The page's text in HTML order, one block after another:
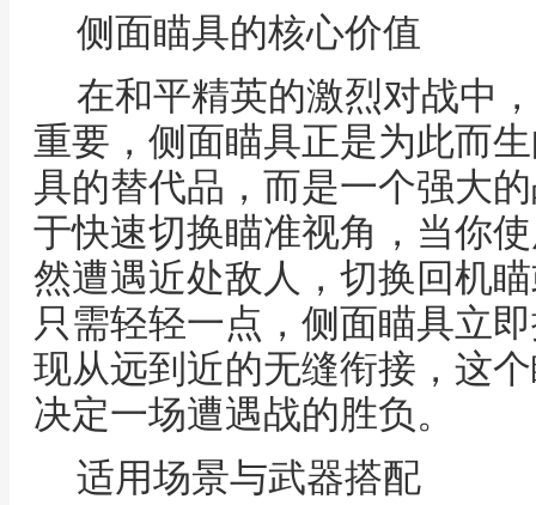
侧面瞄具的核心价值
在和平精英的激烈对战中
重要，侧面瞄具正是为此而
具的替代品，而是一个强大
于快速切换瞄准视角，当你
然遭遇近处敌人，切换回机
只需轻轻一点，侧面瞄具立
现从远到近的无缝衔接，这
决定一场遭遇战的胜负。
适用场景与武器搭配